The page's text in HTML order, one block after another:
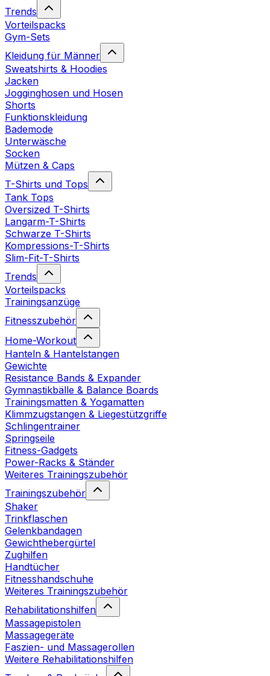
Trends
Vorteilspacks
Gym-Sets
Kleidung für Männer
Sweatshirts & Hoodies
Jacken
Jogginghosen und Hosen
Shorts
Funktionskleidung
Bademode
Unterwäsche
Socken
Mützen & Caps
T-Shirts und Tops
Tank Tops
Oversized T-Shirts
Langarm-T-Shirts
Schwarze T-Shirts
Kompressions-T-Shirts
Slim-Fit-T-Shirts
Trends
Vorteilspacks
Trainingsanzüge
Fitnesszubehör
Home-Workout
Hanteln & Hantelstangen
Gewichte
Resistance Bands & Expander
Gymnastikbälle & Balance Boards
Trainingsmatten & Yogamatten
Klimmzugstangen & Liegestützgriffe
Schlingentrainer
Springseile
Fitness-Gadgets
Power-Racks & Ständer
Weiteres Trainingszubehör
Trainingszubehör
Shaker
Trinkflaschen
Gelenkbandagen
Gewichthebergürtel
Zughilfen
Handtücher
Fitnesshandschuhe
Weiteres Trainingszubehör
Rehabilitationshilfen
Massagepistolen
Massagegeräte
Faszien- und Massagerollen
Weitere Rehabilitationshilfen